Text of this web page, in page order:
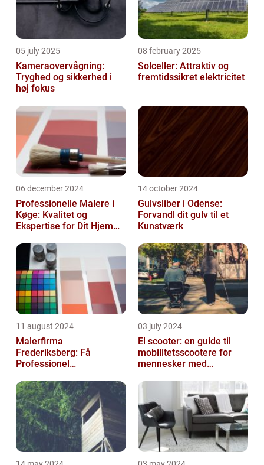
05 july 2025
Kameraovervågning:
Tryghed og sikkerhed i
høj fokus
08 february 2025
Solceller: Attraktiv og
fremtidssikret elektricitet
06 december 2024
Professionelle Malere i
Køge: Kvalitet og
Ekspertise for Dit Hjem
14 october 2024
Gulvsliber i Odense:
Forvandl dit gulv til et
Kunstværk
11 august 2024
Malerfirma
Frederiksberg: Få
Professionel
eller virksomhed
03 july 2024
El scooter: en guide til
mobilitetsscootere for
mennesker med